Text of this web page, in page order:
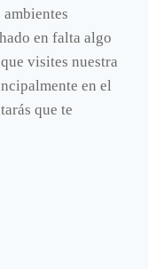
en falta algo
visites nuestra
en el
que te